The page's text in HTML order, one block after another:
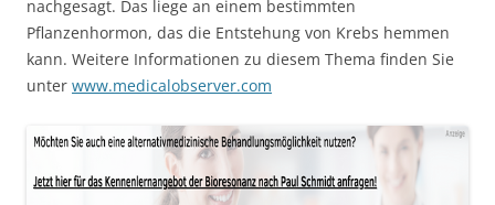
nachgesagt. Das liege an einem bestimmten
Pflanzenhormon, das die Entstehung von Krebs hemmen
kann. Weitere Informationen zu diesem Thema finden Sie
unter www.medicalobserver.com